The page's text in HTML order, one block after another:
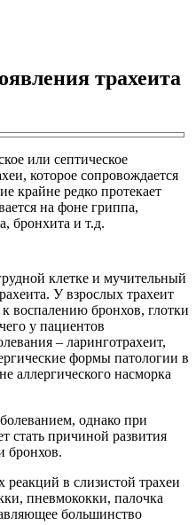
трахеита
или септическое
которое сопровождается
крайне редко протекает
на фоне гриппа,
бронхита и т.д.
клетке и мучительный
У взрослых трахеит
воспалению бронхов, глотки
у пациентов
– ларинготрахеит,
формы патологии в
аллергического насморка
однако при
стать причиной развития
бронхов.
в слизистой трахеи
пневмококки, палочка
большинство